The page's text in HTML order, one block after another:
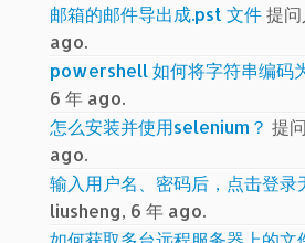
邮箱的邮件导出成.pst 文件提
ago.
powershell 如何将字符串编码
6 年 ago.
怎么安装并使用selenium？ 提
ago.
输入用户名、密码后，点击登录
liusheng, 6 年 ago.